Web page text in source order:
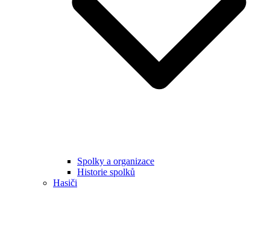
Spolky a organizace
Historie spolků
Hasiči